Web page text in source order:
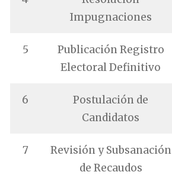
Impugnaciones
5
Publicación Registro
Electoral Definitivo
6
Postulación de
Candidatos
7
Revisión y Subsanación
de Recaudos